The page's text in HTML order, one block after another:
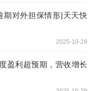
期对外担保情形|天天快
2025-10-29
盈利超预期，营收增长